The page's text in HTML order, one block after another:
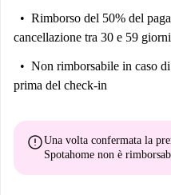
Rimborso del 50% del
cancellazione tra 30 e 59
Non rimborsabile in caso
prima del check-in
errorUna volta confermata la
Spotahome non è